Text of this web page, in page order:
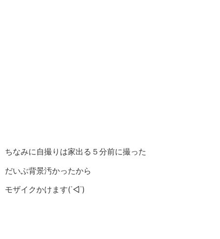
ちなみに自撮りは家出る５分前に撮った
だいぶ背景汚かったから
モザイクかけます(˙◁˙)